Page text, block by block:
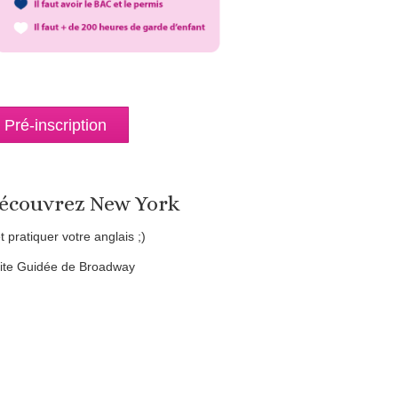
Pré-inscription
New York
pratiquer votre anglais ;)
Guidée de Broadway